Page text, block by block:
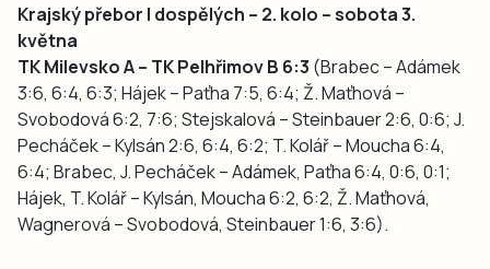
Krajský přebor I dospělých – 2. kolo – sobota 3.
května
TK Milevsko A – TK Pelhřimov B 6:3 (Brabec – Adámek
3:6, 6:4, 6:3; Hájek – Paťha 7:5, 6:4; Ž. Maťhová –
Svobodová 6:2, 7:6; Stejskalová – Steinbauer 2:6, 0:6; J.
Pecháček – Kylsán 2:6, 6:4, 6:2; T. Kolář – Moucha 6:4,
6:4; Brabec, J. Pecháček – Adámek, Paťha 6:4, 0:6, 0:1;
Hájek, T. Kolář – Kylsán, Moucha 6:2, 6:2, Ž. Maťhová,
Wagnerová – Svobodová, Steinbauer 1:6, 3:6).